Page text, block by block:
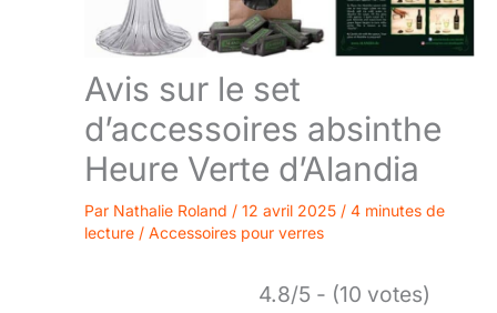
Avis sur le set
d’accessoires absinthe
Heure Verte d’Alandia
Par Nathalie Roland / 12 avril 2025 / 4 minutes de
lecture / Accessoires pour verres
4.8/5 - (10 votes)